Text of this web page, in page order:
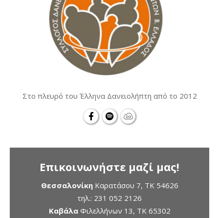
Στο πλευρό του Έλληνα Δανειολήπτη από το 2012
Επικοινωνήστε μαζί μας!
ΘεσσαλονίκηΚαρατάσου 7, TK 54626
τηλ.: 231 052 2126
ΚαβάλαΦιλελλήνων 13, ΤΚ 65302